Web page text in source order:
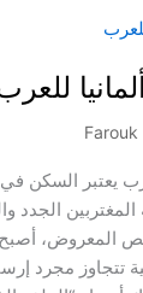
Farouk
يعتبر السكن
الجدد
المعروض،
تتجاوز مجرد